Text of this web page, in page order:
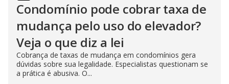
Condomínio pode cobrar taxa de
mudança pelo uso do elevador?
Veja o que diz a lei
Cobrança de taxas de mudança em condomínios gera
dúvidas sobre sua legalidade. Especialistas questionam se
a prática é abusiva. O...